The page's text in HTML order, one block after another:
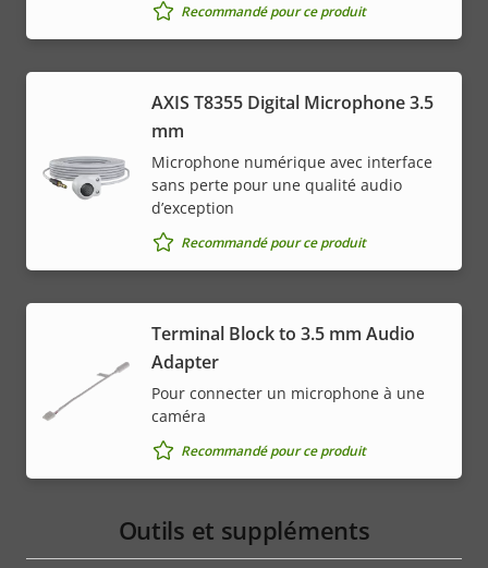
Recommandé pour ce produit
AXIS T8355 Digital Microphone 3.5
mm
Microphone numérique avec interface
sans perte pour une qualité audio
d’exception
Recommandé pour ce produit
Terminal Block to 3.5 mm Audio
Adapter
Pour connecter un microphone à une
caméra
Recommandé pour ce produit
Outils et suppléments